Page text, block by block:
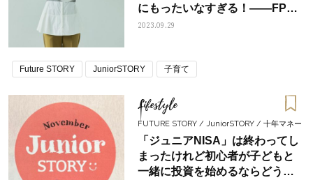
にもったいなすぎる！――FPラ
イター・香取紗英子の11月号編
2023.09.29
Future STORY JuniorSTORY 子育て
Lifestyle
FUTURE STORY / JuniorSTORY / 十年マネー
「ジュニアNISA」は終わってし
まったけれど初心者が子どもと
一緒に投資を始めるならどうす